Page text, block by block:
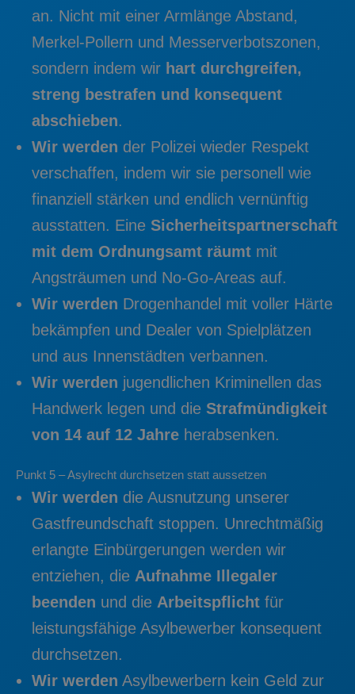
an. Nicht mit einer Armlänge Abstand,
Merkel-Pollern und Messerverbotszonen,
sondern indem wir hart durchgreifen,
streng bestrafen und konsequent
abschieben.
Wir werden der Polizei wieder Respekt
verschaffen, indem wir sie personell wie
finanziell stärken und endlich vernünftig
ausstatten. Eine Sicherheitspartnerschaft
mit dem Ordnungsamt räumt mit
Angsträumen und No-Go-Areas auf.
Wir werden Drogenhandel mit voller Härte
bekämpfen und Dealer von Spielplätzen
und aus Innenstädten verbannen.
Wir werden jugendlichen Kriminellen das
Handwerk legen und die Strafmündigkeit
von 14 auf 12 Jahre herabsenken.
Punkt 5 – Asylrecht durchsetzen statt aussetzen
Wir werden die Ausnutzung unserer
Gastfreundschaft stoppen. Unrechtmäßig
erlangte Einbürgerungen werden wir
entziehen, die Aufnahme Illegaler
beenden und die Arbeitspflicht für
leistungsfähige Asylbewerber konsequent
durchsetzen.
Wir werden Asylbewerbern kein Geld zur